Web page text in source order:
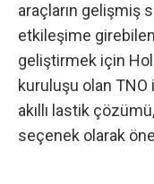
araçların gelişmiş
etkileşime
geliştirmek için
kuruluşu olan TNO
akıllı lastik
seçenek olarak öne